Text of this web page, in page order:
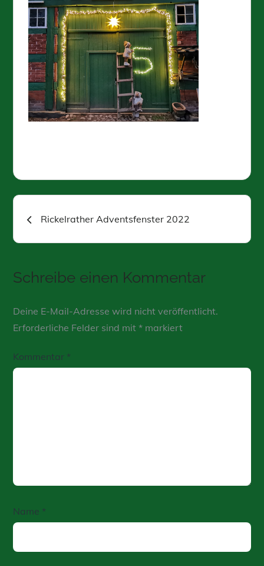
Beitragsnavigation
Rickelrather Adventsfenster 2022
Schreibe einen Kommentar
Deine E-Mail-Adresse wird nicht veröffentlicht.
Erforderliche Felder sind mit* markiert
Kommentar *
Name *